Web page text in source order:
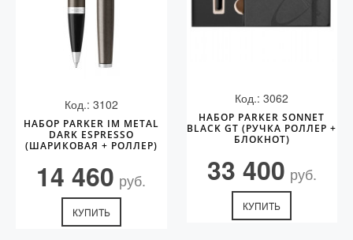
Код.: 3102
НАБОР PARKER IM METAL
DARK ESPRESSO
(ШАРИКОВАЯ + РОЛЛЕР)
14 460 руб.
КУПИТЬ
Код.: 3062
НАБОР PARKER SONNET
BLACK GT (РУЧКА РОЛЛЕР +
БЛОКНОТ)
33 400 руб.
КУПИТЬ